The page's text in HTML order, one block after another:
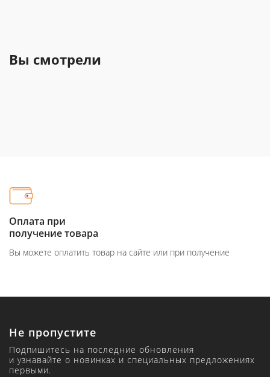
Вы смотрели
Оплата при
получение товара
Вы можете оплатить товар на сайте или при получение
Не пропустите
Подпишитесь на последние обновления
и узнавайте о новинках и специальных предложениях
первыми.